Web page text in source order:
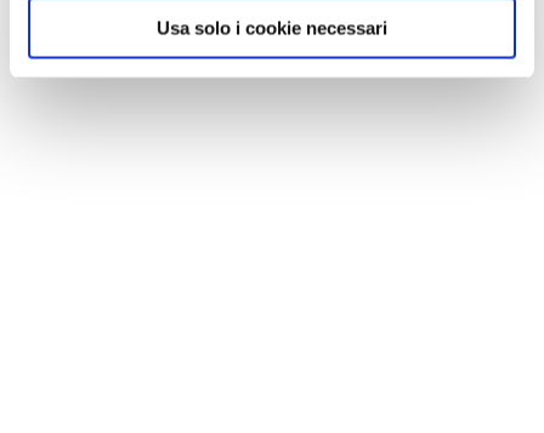
Usa solo i cookie necessari